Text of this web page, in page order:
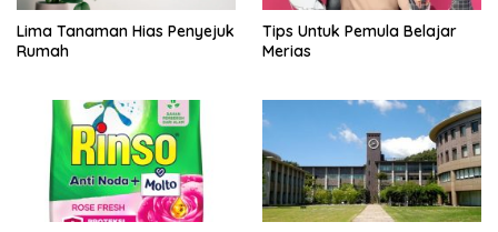
Lima Tanaman Hias Penyejuk
Rumah
Tips Untuk Pemula Belajar
Merias